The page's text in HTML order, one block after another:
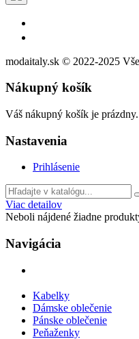
modaitaly.sk © 2022-2025
Nákupný košík
Váš nákupný košík je prázdny.
Nastavenia
Prihlásenie
Viac detailov
Neboli nájdené žiadne
Navigácia
Kabelky
Dámske oblečenie
Pánske oblečenie
Peňaženky